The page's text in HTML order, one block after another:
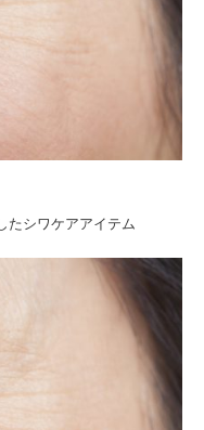
たシワケアアイテム